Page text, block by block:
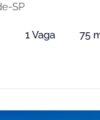
SP
1 Vaga 75